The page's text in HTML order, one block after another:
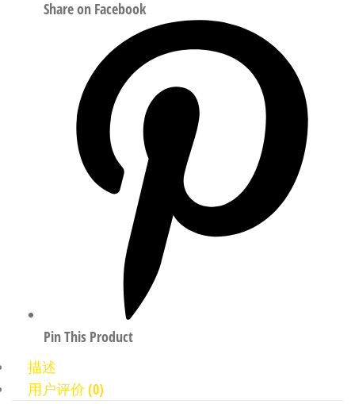
Share on Facebook
Pin This Product
描述
用户评价 (0)